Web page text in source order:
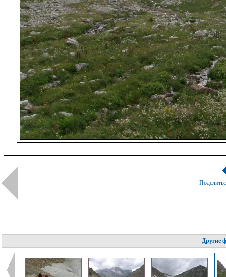
Другие